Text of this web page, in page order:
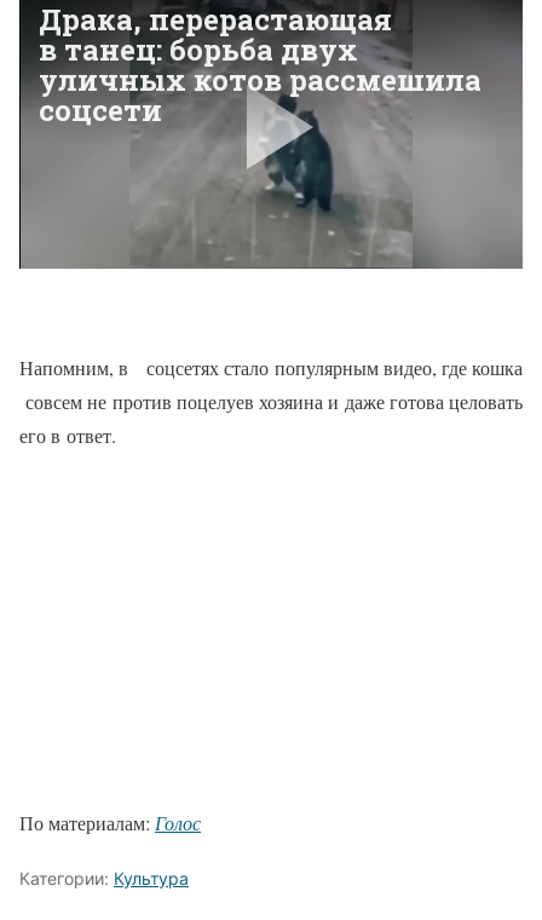
Напомним, в соцсетях стало популярным видео, где кошка
совсем не против поцелуев хозяина и даже готова целовать
его в ответ.
По материалам: Голос
Категории: Культура